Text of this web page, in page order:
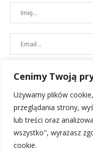
Cenimy Twoją
Używamy plików
przeglądania strony,
lub treści oraz
wszystko", wyrażasz
cookie.